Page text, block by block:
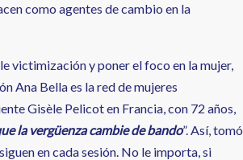
como agentes de cambio en la
victimización y poner el foco en la mujer,
Ana Bella es la red de mujeres
Gisèle Pelicot en Francia, con 72 años,
la vergüenza cambie de bando”. Así, tomó
en cada sesión. No le importa, si